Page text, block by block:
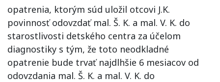
opatrenia, ktorým súd uložil otcovi J.K.
povinnosť odovzdať mal. Š. K. a mal. V. K. do
starostlivosti detského centra za účelom
diagnostiky s tým, že toto neodkladné
opatrenie bude trvať najdlhšie 6 mesiacov od
odovzdania mal. Š. K. a mal. V. K. do